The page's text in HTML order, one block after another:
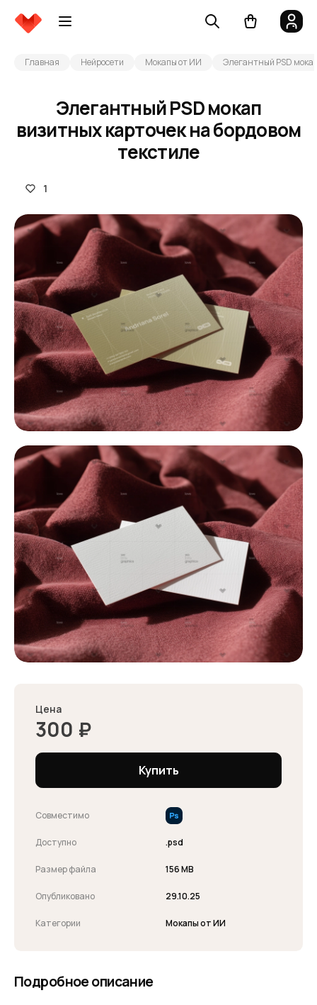
Главная Нейросети Мокапы от ИИ Элегантный PSD
Элегантный PSD мокап
визитных карточек на бордовом
текстиле
1
Цена
300 ₽
Купить
Совместимо
Доступно .psd
Размер файла 156 MB
Опубликовано 29.10.25
Категории Мокапы от ИИ
Подробное описание